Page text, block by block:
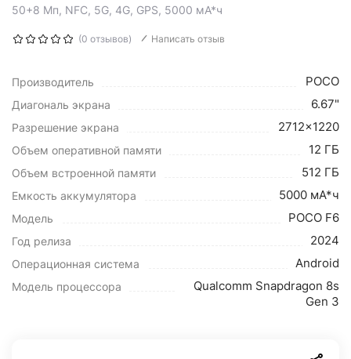
50+8 Мп, NFC, 5G, 4G, GPS, 5000 мА*ч
(0 отзывов) Написать отзыв
Производитель POCO
Диагональ экрана 6.67"
Разрешение экрана 2712x1220
Объем оперативной памяти 12 ГБ
Объем встроенной памяти 512 ГБ
Емкость аккумулятора 5000 мА*ч
Модель POCO F6
Год релиза 2024
Операционная система Android
Модель процессора
Qualcomm Snapdragon 8s
Gen 3